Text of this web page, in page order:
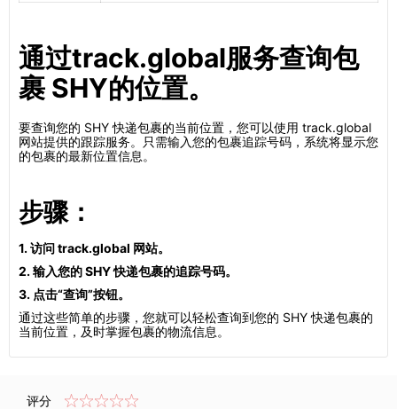
通过track.global服务查询包
裹 SHY的位置。
要查询您的 SHY 快递包裹的当前位置，您可以使用 track.global
网站提供的跟踪服务。只需输入您的包裹追踪号码，系统将显示您
的包裹的最新位置信息。
步骤：
1. 访问 track.global 网站。
2. 输入您的 SHY 快递包裹的追踪号码。
3. 点击“查询”按钮。
通过这些简单的步骤，您就可以轻松查询到您的 SHY 快递包裹的
当前位置，及时掌握包裹的物流信息。
评分